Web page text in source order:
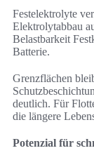
Festelektrolyte
Elektrolytabbau
Belastbarkeit
Batterie.
Grenzflächen
deutlich. Für
die längere
Potenzial für